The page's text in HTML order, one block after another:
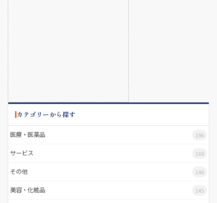
カテゴリーから探す
医療・医薬品 196
サービス 168
その他 146
美容・化粧品 145